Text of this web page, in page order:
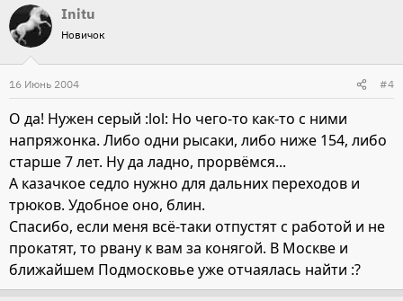
Initu
Новичок
16 Июнь 2004 #4
О да! Нужен серый :lol: Но чего-то как-то с ними
напряжонка. Либо одни рысаки, либо ниже 154, либо
старше 7 лет. Ну да ладно, прорвёмся...
А казачкое седло нужно для дальних переходов и
трюков. Удобное оно, блин.
Спасибо, если меня всё-таки отпустят с работой и не
прокатят, то рвану к вам за конягой. В Москве и
ближайшем Подмосковье уже отчаялась найти :?